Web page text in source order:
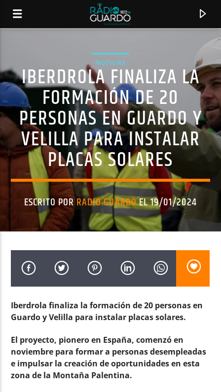
CANCIÓN ACTUAL
TÍTULO
Radio AMGu
NOTICIAS
IBERDROLA FINALIZA LA
FORMACIÓN DE 20
PERSONAS EN GUARDO Y
VELILLA PARA INSTALAR
PLACAS SOLARES
ESCRITO POR RADIO GUARDOEL 19/01/2024
Iberdrola finaliza la formación de 20 personas en
Guardo y Velilla para instalar placas solares.
El proyecto, pionero en España, comenzó en
noviembre para formar a personas desempleadas
e impulsar la creación de oportunidades en esta
zona de la Montaña Palentina.